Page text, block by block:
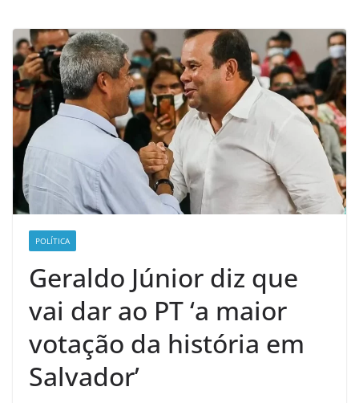
POLÍTICA
Geraldo Júnior diz que
vai dar ao PT ‘a maior
votação da história em
Salvador’